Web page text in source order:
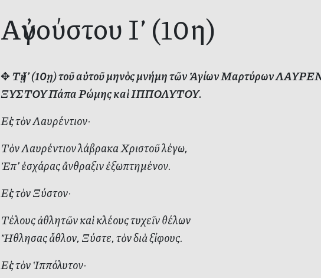
Αὐγούστου Ι’ (10η)
✥Τῇ Ι’ (10ῃ) τοῦ αὐτοῦ μηνὸς μνήμη τῶν Ἁγίων Μαρτύρων
ΞΥΣΤΟΥ Πάπα Ρώμης καὶ ΙΠΠΟΛΥΤΟΥ.
Εἰς τὸν Λαυρέντιον·
Τὸν Λαυρέντιον λάβρακα Χριστοῦ λέγω,
Ἐπ’ ἐσχάρας ἄνθραξιν ἐξωπτημένον.
Εἰς τὸν Ξύστον·
Τέλους ἀθλητῶν καὶ κλέους τυχεῖν θέλων
Ἤθλησας ἆθλον, Ξύστε, τὸν διὰ ξίφους.
Εἰς τὸν Ἱππόλυτον·